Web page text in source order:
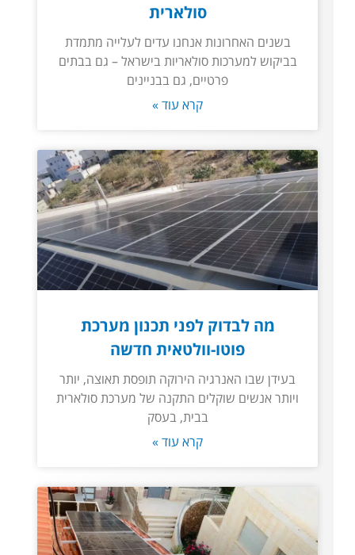
סולארית
בשנים האחרונות אנחנו עדים לעלייה מתמדת
בביקוש למערכות סולאריות בישראל – גם בבתים
פרטיים, גם בבניינים
קרא עוד »
מה לבדוק לפני תכנון מערכת
פוטו-וולטאית חדשה
בעידן שבו האנרגיה הירוקה תופסת תאוצה, יותר
ויותר אנשים שוקלים התקנה של מערכת סולארית
בבית, בעסק
קרא עוד »